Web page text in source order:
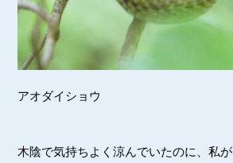
アオダイショウ
木陰で気持ちよく涼んでいたのに、私